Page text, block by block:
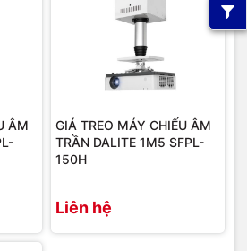
ÂM
GIÁ TREO MÁY CHIẾU ÂM
TRẦN DALITE 1M5 SFPL-
150H
Liên hệ